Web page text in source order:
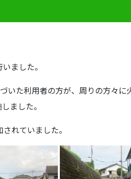
ました。
た利用者の方が、周りの方々に
ました。
れていました。